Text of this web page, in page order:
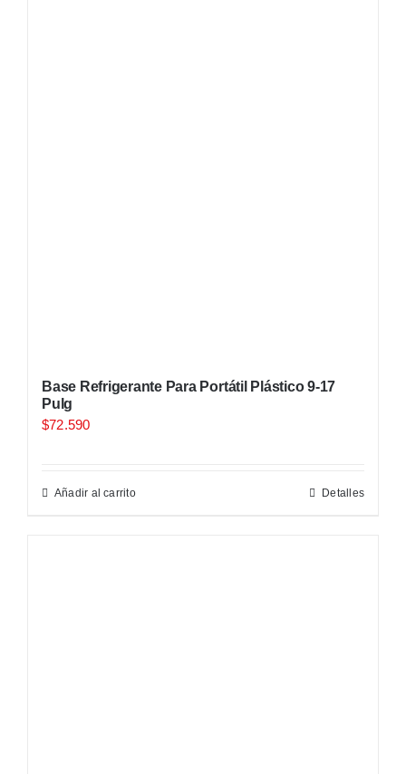
Base Refrigerante Para Portátil Plástico 9-17
Pulg
$72.590
Añadir al carrito Detalles